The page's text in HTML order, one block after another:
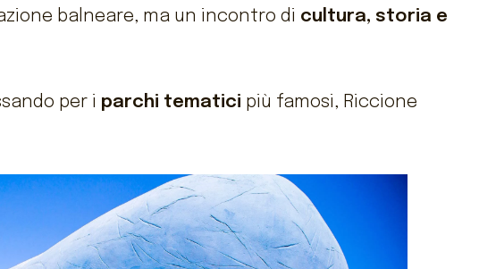
balneare, ma un incontro di cultura, storia e
per i parchi tematici più famosi, Riccione